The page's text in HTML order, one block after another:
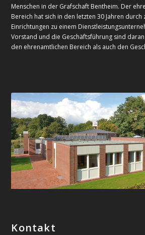
Menschen in der Grafschaft Bentheim. Der
Bereich hat sich in den letzten 30 Jahren durch
Einrichtungen zu einem
Vorstand und die Geschäftsführung sind
den ehrenamtlichen Bereich als auch den
Kontakt